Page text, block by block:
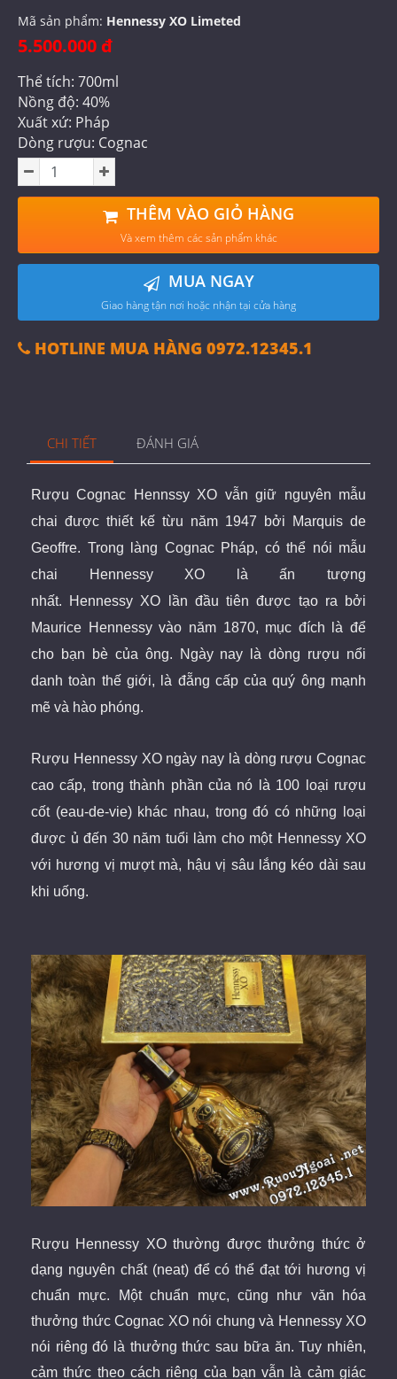
Mã sản phẩm: Hennessy XO Limeted
5.500.000 đ
Thể tích: 700ml
Nồng độ: 40%
Xuất xứ: Pháp
Dòng rượu: Cognac
THÊM VÀO GIỎ HÀNG
Và xem thêm các sản phẩm khác
MUA NGAY
Giao hàng tận nơi hoặc nhận tại cửa hàng
HOTLINE MUA HÀNG 0972.12345.1
CHI TIẾT ĐÁNH GIÁ
Rượu Cognac Hennssy XO vẫn giữ nguyên mẫu
chai được thiết kế từu năm 1947 bởi Marquis de
Geoffre. Trong làng Cognac Pháp, có thể nói mẫu
chai Hennessy XO là ấn tượng
nhất. Hennessy XO lần đầu tiên được tạo ra bởi
Maurice Hennessy vào năm 1870, mục đích là để
cho bạn bè của ông. Ngày nay là dòng rượu nổi
danh toàn thế giới, là đẵng cấp của quý ông mạnh
mẽ và hào phóng.
Rượu Hennessy XO ngày nay là dòng rượu Cognac
cao cấp, trong thành phần của nó là 100 loại rượu
cốt (eau-de-vie) khác nhau, trong đó có những loại
được ủ đến 30 năm tuổi làm cho một Hennessy XO
với hương vị mượt mà, hậu vị sâu lắng kéo dài sau
khi uống.
Rượu Hennessy XO thường được thưởng thức ở
dạng nguyên chất (neat) để có thể đạt tới hương vị
chuẩn mực.
Một chuẩn mực, cũng như văn hóa
thưởng thức Cognac XO nói chung và Hennessy XO
nói riêng đó là thưởng thức sau bữa ăn. Tuy nhiên,
cảm thức theo cách riêng của bạn vẫn là cảm giác